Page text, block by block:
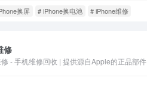
换屏 # iPhone换电池 # iPhone维修
修
- 手机维修回收 | 提供源自Apple的正品部件